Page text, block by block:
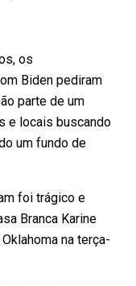
os
Biden pediram
parte de um
e locais buscando
um fundo de
foi trágico e
Branca Karine
na terça-